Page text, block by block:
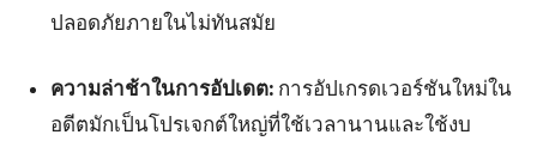
ปลอดภัยภายในไม่ทันสมัย
ความล่าช้าในการอัปเดต:การอัปเกรดเวอร์ชันใหม่ใน
อดีตมักเป็นโปรเจกต์ใหญ่ที่ใช้เวลานานและใช้งบ